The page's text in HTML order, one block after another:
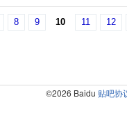
8 9 10 11 12
©2026 Baidu 贴吧协